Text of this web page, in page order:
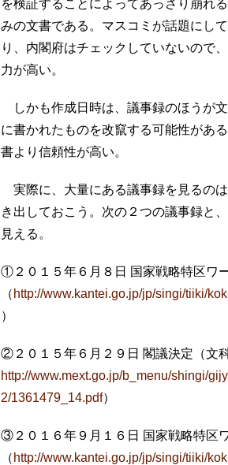
を検証することによってあっさり崩れ
みの文書である。マスコミが話題にし
り、内閣府はチェックしていないので
力が高い。
しかも作成日時は、議事録のほうが
に書かれたものを改竄する可能性があ
書より信頼性が高い。
実際に、大量にある議事録を見るの
き出しておこう。次の２つの議事録と
見える。
①２０１５年６月８日 国家戦略特区ワ
（ http://www.kantei.go.jp/jp/singi/tiiki/
）
②２０１５年６月２９日 閣議決定（文科
http://www.mext.go.jp/b_menu/shingi/
2/1361479_14.pdf）
③２０１６年９月１６日 国家戦略特区
（ http://www.kantei.go.jp/jp/singi/tiiki/